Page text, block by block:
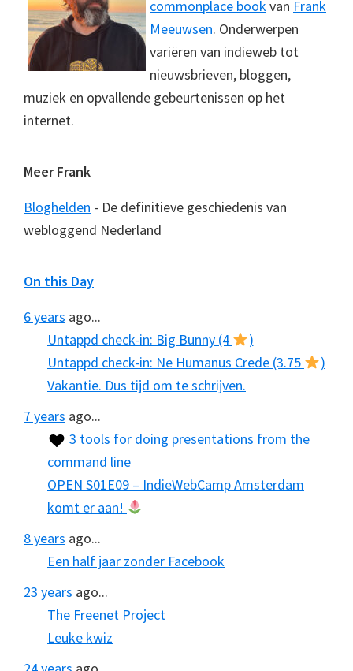
commonplace bookvan Frank
Meeuwsen. Onderwerpen
variëren van indieweb tot
nieuwsbrieven, bloggen,
muziek en opvallende gebeurtenissen op het
internet.
Meer Frank
Bloghelden - De definitieve geschiedenis van
webloggend Nederland
On this Day
6 years ago...
Untappd check-in: Big Bunny (4
)
Untappd check-in: Ne Humanus Crede (3.75
)
Vakantie. Dus tijd om te schrijven.
7 years ago...
3 tools for doing presentations from the
command line
OPEN S01E09 – IndieWebCamp Amsterdam
komt er aan!
8 years ago...
Een half jaar zonder Facebook
23 years ago...
The Freenet Project
Leuke kwiz